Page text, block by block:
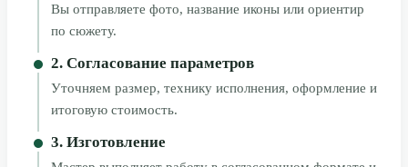
Вы отправляете фото, название иконы или ориентир
по сюжету.
2. Согласование параметров
Уточняем размер, технику исполнения, оформление и
итоговую стоимость.
3. Изготовление